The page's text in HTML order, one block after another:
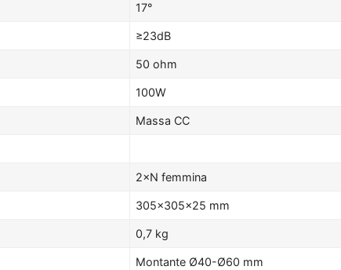
17°
≥23dB
50 ohm
100W
Massa CC
2×N femmina
305×305×25 mm
0,7 kg
Montante Ø40-Ø60 mm